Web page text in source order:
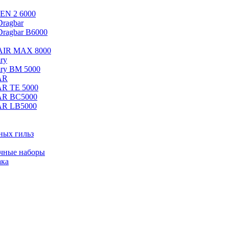
2 6000
B6000
MAX 8000
BM 5000
TE 5000
BC5000
LB5000
гильз
наборы